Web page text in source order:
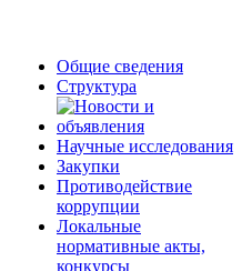
Общие сведения
Структура
Научные исследования
Закупки
Противодействие
коррупции
Локальные
нормативные акты,
конкурсы